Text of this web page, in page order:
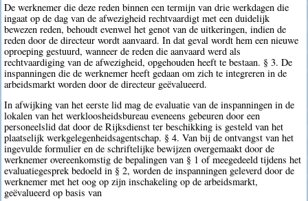
De werknemer die deze reden binnen een termijn van drie werkdagen die
ingaat op de dag van de afwezigheid rechtvaardigt met een duidelijk
bewezen reden, behoudt evenwel het genot van de uitkeringen, indien de
reden door de directeur wordt aanvaard. In dat geval wordt hem een nieuwe
oproeping gestuurd, wanneer de reden die aanvaard werd als
rechtvaardiging van de afwezigheid, opgehouden heeft te bestaan. § 3. De
inspanningen die de werknemer heeft gedaan om zich te integreren in de
arbeidsmarkt worden door de directeur geëvalueerd.
In afwijking van het eerste lid mag de evaluatie van de inspanningen in de
lokalen van het werkloosheidsbureau eveneens gebeuren door een
personeelslid dat door de Rijksdienst ter beschikking is gesteld van het
plaatselijk werkgelegenheidsagentschap. § 4. Van bij de ontvangst van het
ingevulde formulier en de schriftelijke bewijzen overgemaakt door de
werknemer overeenkomstig de bepalingen van § 1 of meegedeeld tijdens het
evaluatiegesprek bedoeld in § 2, worden de inspanningen geleverd door de
werknemer met het oog op zijn inschakeling op de arbeidsmarkt,
geëvalueerd op basis van